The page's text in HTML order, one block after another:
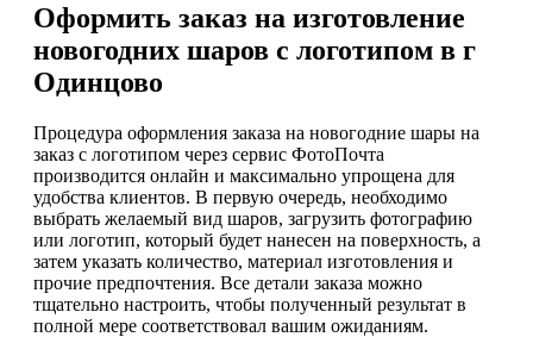
Оформить заказ на изготовление
новогодних шаров с логотипом в г
Одинцово
Процедура оформления заказа на новогодние шары на
заказ с логотипом через сервис ФотоПочта
производится онлайн и максимально упрощена для
удобства клиентов. В первую очередь, необходимо
выбрать желаемый вид шаров, загрузить фотографию
или логотип, который будет нанесен на поверхность, а
затем указать количество, материал изготовления и
прочие предпочтения. Все детали заказа можно
тщательно настроить, чтобы полученный результат в
полной мере соответствовал вашим ожиданиям.